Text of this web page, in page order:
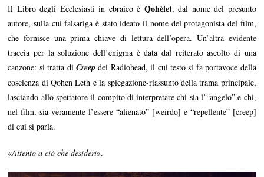
Il Libro degli Ecclesiasti in ebraico è Qohèlet, dal nome del presunto
autore, sulla cui falsariga è stato ideato il nome del protagonista del film,
che fornisce una prima chiave di lettura dell’opera. Un’altra evidente
traccia per la soluzione dell’enigma è data dal reiterato ascolto di una
canzone: si tratta diCreep dei Radiohead, il cui testo si fa portavoce della
coscienza di Qohen Leth e la spiegazione-riassunto della trama principale,
lasciando allo spettatore il compito di interpretare chi sia l’“angelo” e chi,
nel film, sia veramente l’essere “alienato” [weirdo] e “repellente” [creep]
di cui si parla.
«Attento a ciò che desideri».